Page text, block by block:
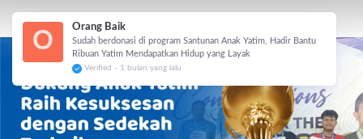
O
Orang Baik
Sudah berdonasi di program Santunan Anak Yatim, Hadir Bantu
Ribuan Yatim Mendapatkan Hidup yang Layak
Verified - 1 bulan yang lalu